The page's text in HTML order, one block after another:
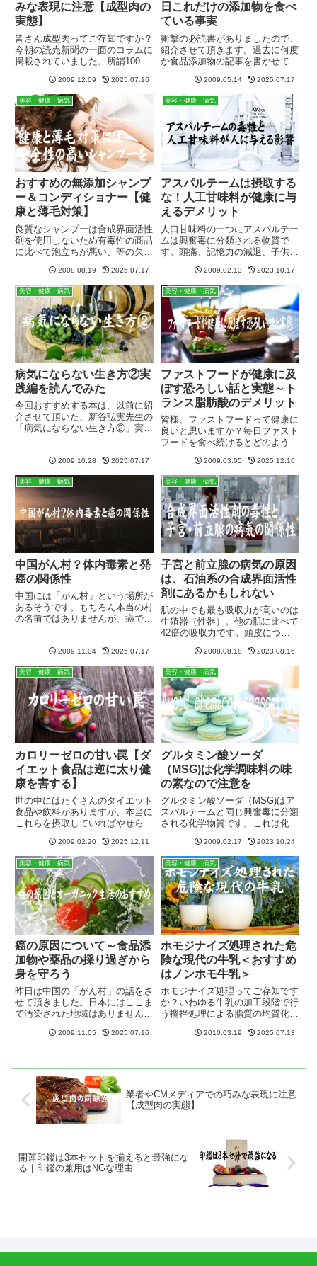
みな表現に注意【成型肉の
実態】
皆さん成型肉ってご存知ですか？
今朝の読売新聞の一面のコラムに
掲載されていました。所謂100％
ではステーキレストランのペッパ
ーランチでのＯ157食中毒で有名
になりました。成型肉の実態細か
いクズ肉や内臓肉、一般では...
2009.12.09 2025.07.16
日これだけの添加物を食べ
ている事実
衝撃の必読書がありましたので、
紹介させて頂きます。過去に何度
か食品添加物の記事を書かせて頂
トップセールスマンが明かした、
「食品の裏側」というベストセラ
ー書籍がありますので、是非読ん
で頂きたく紹介いたします。食
品...
2009.05.14 2025.07.17
美容・健康・病気
おすすめの無添加シャンプ
ー＆コンディショナー【健
康と薄毛対策】
良質なシャンプーは合成界面活性
剤を使用しないため有毒性の商品
に比べて泡立ちが悪い、等の欠点
いい訳ではありませんので、慣れ
さえすれば問題はありません。い
くら泡立ちが良くても体に害があ
る方が問題だと気づくべきです。
2008.08.19 2025.07.17
美容・健康・病気
アスパルテームは摂取する
な！人工甘味料が健康に与
えるデメリット
人口甘味料の一つにアスパルテー
ムは興奮毒に分類される物質で
す。頭痛、記憶力の減退、子供の
イマー、うつ病、筋萎縮性側索硬
化症、多発性硬化等、多くの病気
との関連付け（脳と神経系統に及
ぼす悪影響）が示唆されていま
す。
2009.02.13 2023.10.17
美容・健康・病気
病気にならない生き方②実
践編を読んでみた
今回おすすめする本は、以前に紹
介させて頂いた、新谷弘実先生の
「病気にならない生き方②」実践
すが、私はむしろこちらの第二弾
の方を読まなければ意味がないと
思っています。第一弾はあくま
で...
2009.10.28 2025.07.17
美容・健康・病気
ファストフードが健康に及
ぼす恐ろしい話と実態～ト
ランス脂肪酸のデメリット
皆様、ファストフードって健康に
良いと思いますか？毎日ファスト
フードを食べ続けるとどのように
トフード大国であるアメリカに行
った事のある人、住んで多くの人
と会ったことのある人はご存知だ
と思いますが、その太り方は半
端...
2009.03.05 2025.12.10
美容・健康・病気
中国がん村？体内毒素と発
癌の関係性
中国には「がん村」という場所が
あるそうです。もちろん本当の村
の名前ではありませんが、癌で死
亡率が高く、いわゆる産業廃棄物
のゴミの捨て場所となってしまっ
ている地域です。違法投棄の最
終...
2009.11.04 2025.07.17
美容・健康・病気
子宮と前立腺の病気の原因
は、石油系の合成界面活性
剤にあるかもしれない
肌の中でも最も吸収力が高いのは
生殖器（性器）。他の肌に比べて
42倍の吸収力です。頭皮につい
成分は40分後に生殖器に到達し
ます。もしこれらが石油系化学成
分の場合、子宮筋腫や癌、前立腺
肥大や癌の原因となるようです。
2008.08.18 2023.08.16
美容・健康・病気
カロリーゼロの甘い罠【ダ
イエット食品は逆に太り健
康を害する】
世の中にはたくさんのダイエット
食品や飲料がありますが、本当に
これらを摂取していればやせられ
ロリー1/2砂糖不使用ノンシュガ
ー等、魅力的なイメージで販売さ
れています。でもダイエットをし
ている方って結局は【全くやせ...
2009.02.20 2025.12.11
美容・健康・病気
グルタミン酸ソーダ
（MSG)は化学調味料の味
の素なので注意を
グルタミン酸ソーダ（MSG)はア
スパルテームと同じ興奮毒に分類
される化学物質です。これは化学
が、頭痛、喘息、てんかん、心臓
異常、うつ病、注意欠陥／多動性
障害（ADHD)の大きな原因にな
ってるとも言われています。
2009.02.17 2023.10.24
美容・健康・病気
癌の原因について～食品添
加物や薬品の採り過ぎから
身を守ろう
昨日は中国の「がん村」の話をさ
せて頂きました。日本にはここま
で汚染された地域はありません
ります。※昨日の抜粋「陳研究員
添加剤、野菜やくだものに使われ
2009.11.05 2025.07.16
美容・健康・病気
ホモジナイズ処理された危
険な現代の牛乳＜おすすめ
はノンホモ牛乳＞
ホモジナイズ処理ってご存知です
か？いわゆる牛乳の加工段階で行
う攪拌処理による脂質の均質化で
ですが、このホモジナイズ処理と
ック愛好家の間では「牛乳は飲
2010.03.19 2025.07.13
業者やCMメディアでの巧みな表現に注意
【成型肉の実態】
開運印鑑は3本セットを揃えると最強にな
る｜印鑑の兼用はNGな理由